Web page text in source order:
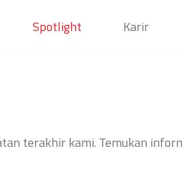
Spotlight Karir
terakhir kami. Temukan